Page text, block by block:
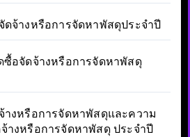
ดจ้างหรือการจัดหาพัสดุประจำปี
ซื้อจัดจ้างหรือการจัดหาพัสดุ
างหรือการจัดหาพัสดุและความ
างหรือการจัดหาพัสดุ ประจำปี